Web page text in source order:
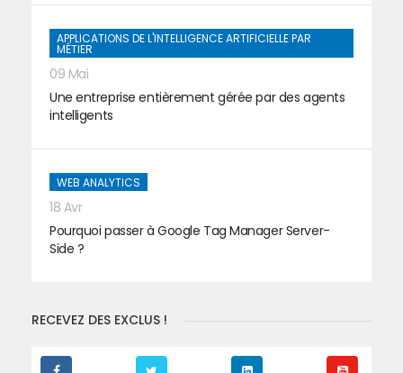
APPLICATIONS DE L'INTELLIGENCE ARTIFICIELLE PAR
MÉTIER
09 Mai
Une entreprise entièrement gérée par des agents
intelligents
WEB ANALYTICS
18 Avr
Pourquoi passer à Google Tag Manager Server-
Side ?
RECEVEZ DES EXCLUS !